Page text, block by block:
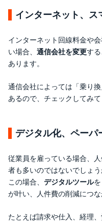
インターネット、ス
インターネット回線料金や
い場合、 通信会社を変更す
あります。
通信会社によっては「乗り
あるので、チェックしてみて
デジタル化、ペーパ
従業員を雇っている場合、
者も多いのではないでしょう
この場合、 デジタルツール
が叶い、人件費の削減につな
たとえば請求や仕入、経理